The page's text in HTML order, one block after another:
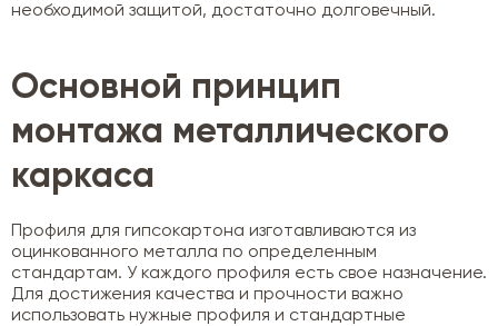
необходимой защитой, достаточно долговечный.
Основной принцип
монтажа металлического
каркаса
Профиля для гипсокартона изготавливаются из
оцинкованного металла по определенным
стандартам. У каждого профиля есть свое назначение.
Для достижения качества и прочности важно
использовать нужные профиля и стандартные